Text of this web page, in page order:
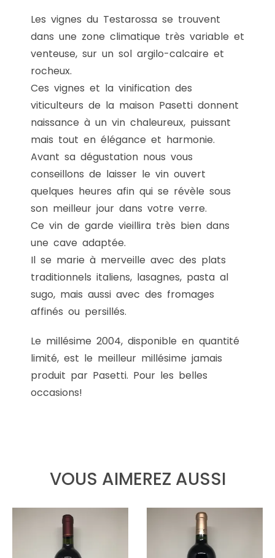
Les vignes du Testarossa se trouvent
dans une zone climatique très variable et
venteuse, sur un sol argilo-calcaire et
rocheux.
Ces vignes et la vinification des
viticulteurs de la maison Pasetti donnent
naissance à un vin chaleureux, puissant
mais tout en élégance et harmonie.
Avant sa dégustation nous vous
conseillons de laisser le vin ouvert
quelques heures afin qui se révèle sous
son meilleur jour dans votre verre.
Ce vin de garde vieillira très bien dans
une cave adaptée.
Il se marie à merveille avec des plats
traditionnels italiens, lasagnes, pasta al
sugo, mais aussi avec des fromages
affinés ou persillés.
Le millésime 2004, disponible en quantité
limité, est le meilleur millésime jamais
produit par Pasetti. Pour les belles
occasions!
VOUS AIMEREZ AUSSI